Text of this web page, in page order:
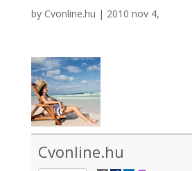
by Cvonline.hu | 2010 nov 4,
Cvonline.hu